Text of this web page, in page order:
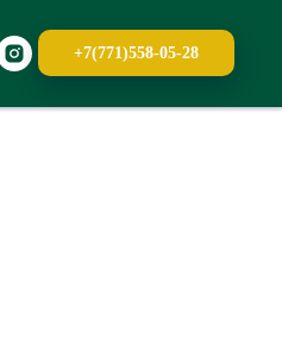
+7(771)558-05-28